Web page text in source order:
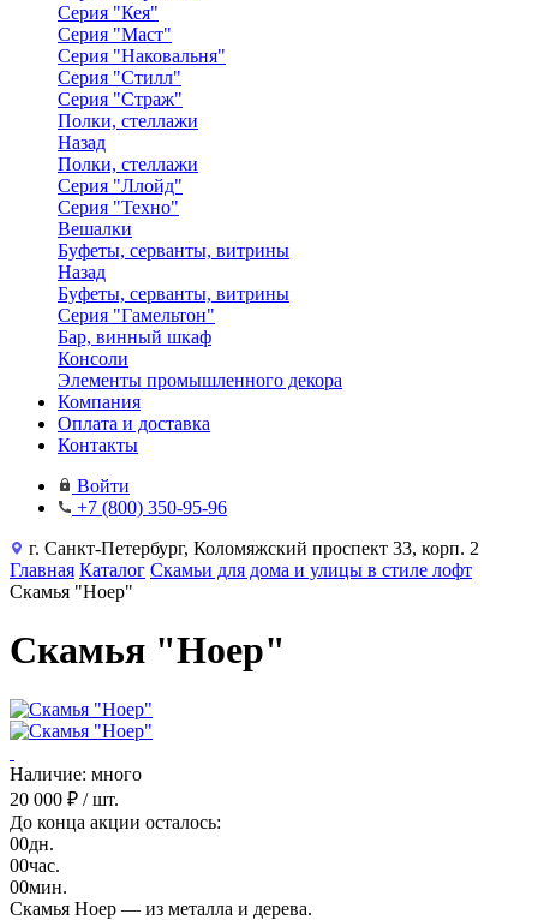
Серия "Кея"
Серия "Маст"
Серия "Наковальня"
Серия "Стилл"
Серия "Страж"
Полки, стеллажи
Назад
Полки, стеллажи
Серия "Ллойд"
Серия "Техно"
Вешалки
Буфеты, серванты, витрины
Назад
Буфеты, серванты, витрины
Серия "Гамельтон"
Бар, винный шкаф
Консоли
Элементы промышленного декора
Компания
Оплата и доставка
Контакты
Войти
+7 (800) 350-95-96
г. Санкт-Петербург, Коломяжский проспект 33, корп. 2
Главная Каталог Скамьи для дома и улицы в стиле лофт
Скамья "Ноер"
Скамья "Ноер"
Наличие: много
20 000 ₽ / шт.
До конца акции осталось:
00дн.
00час.
00мин.
Скамья Ноер — из металла и дерева.